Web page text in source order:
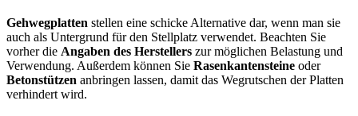
Gehwegplatten stellen eine schicke Alternative dar, wenn man sie
auch als Untergrund für den Stellplatz verwendet. Beachten Sie
vorher die Angaben des Herstellers zur möglichen Belastung und
Verwendung. Außerdem können Sie Rasenkantensteine oder
Betonstützen anbringen lassen, damit das Wegrutschen der Platten
verhindert wird.